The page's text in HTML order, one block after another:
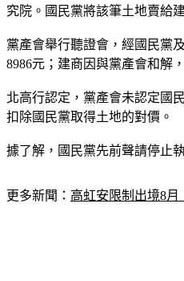
究院。國民黨將該筆土地賣給
黨產會舉行聽證會，經國民黨
8986元；建商因與黨產會和解
北高行認定，黨產會未認定國
扣除國民黨取得土地的對價。
據了解，國民黨先前聲請停止
更多新聞： 高虹安限制出境8月